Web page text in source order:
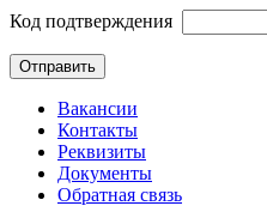
Код подтверждения
Отправить
Вакансии
Контакты
Реквизиты
Документы
Обратная связь